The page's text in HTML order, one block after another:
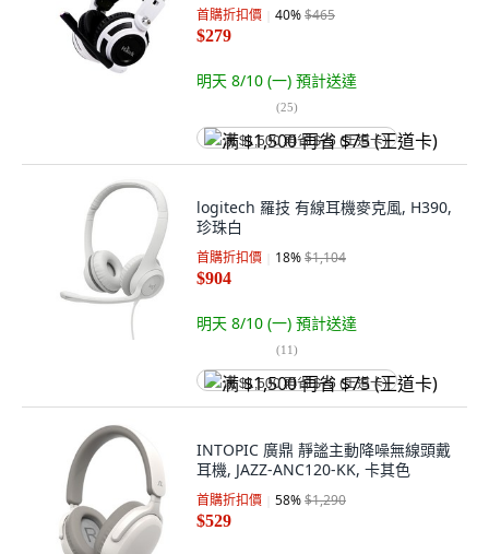
首購折扣價 40%$465
$279
明天 8/10 (一) 預計送達
(25)
满 $1,500 再省 $75 (王道卡)
logitech 羅技 有線耳機麥克風, H390,
珍珠白
首購折扣價 18%$1,104
$904
明天 8/10 (一) 預計送達
(11)
满 $1,500 再省 $75 (王道卡)
INTOPIC 廣鼎 靜謐主動降噪無線頭戴
耳機, JAZZ-ANC120-KK, 卡其色
首購折扣價 58%$1,290
$529